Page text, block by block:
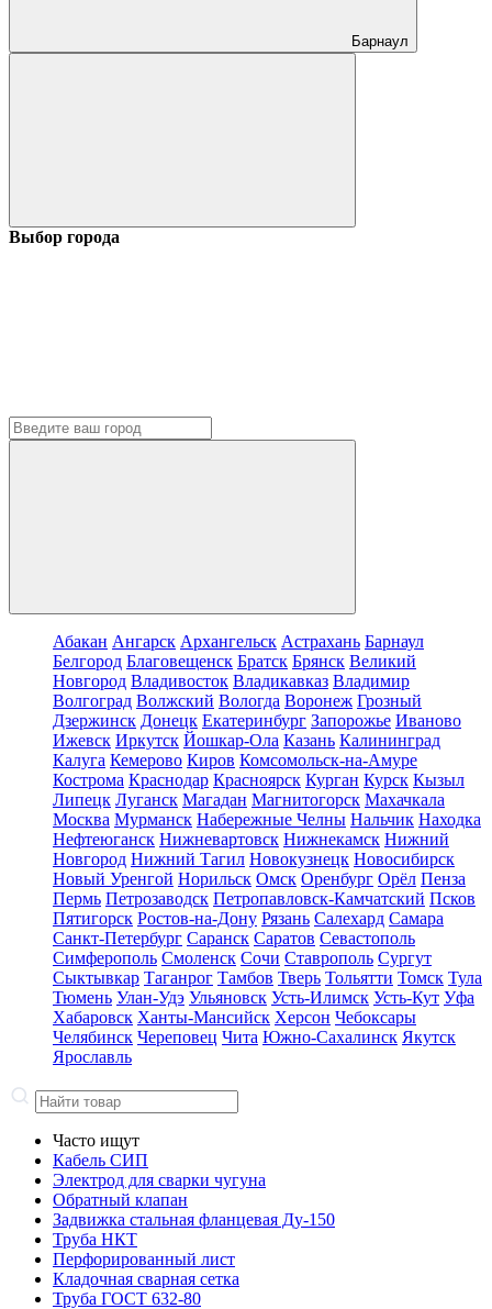
Барнаул
Выбор города
Абакан Ангарск Архангельск Астрахань Барнаул
Белгород Благовещенск Братск Брянск Великий
Новгород Владивосток Владикавказ Владимир
Волгоград Волжский Вологда Воронеж Грозный
Дзержинск Донецк Екатеринбург Запорожье Иваново
Ижевск Иркутск Йошкар-Ола Казань Калининград
Калуга Кемерово Киров Комсомольск-на-Амуре
Кострома Краснодар Красноярск Курган Курск Кызыл
Липецк Луганск Магадан Магнитогорск Махачкала
Москва Мурманск Набережные Челны Нальчик Находка
Нефтеюганск Нижневартовск Нижнекамск Нижний
Новгород Нижний Тагил Новокузнецк Новосибирск
Новый Уренгой Норильск Омск Оренбург Орёл Пенза
Пермь Петрозаводск Петропавловск-Камчатский Псков
Пятигорск Ростов-на-Дону Рязань Салехард Самара
Санкт-Петербург Саранск Саратов Севастополь
Симферополь Смоленск Сочи Ставрополь Сургут
Сыктывкар Таганрог Тамбов Тверь Тольятти Томск Тула
Тюмень Улан-Удэ Ульяновск Усть-Илимск Усть-Кут Уфа
Хабаровск Ханты-Мансийск Херсон Чебоксары
Челябинск Череповец Чита Южно-Сахалинск Якутск
Ярославль
Часто ищут
Кабель СИП
Электрод для сварки чугуна
Обратный клапан
Задвижка стальная фланцевая Ду-150
Труба НКТ
Перфорированный лист
Кладочная сварная сетка
Труба ГОСТ 632-80